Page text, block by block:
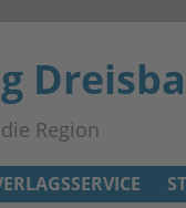
Region